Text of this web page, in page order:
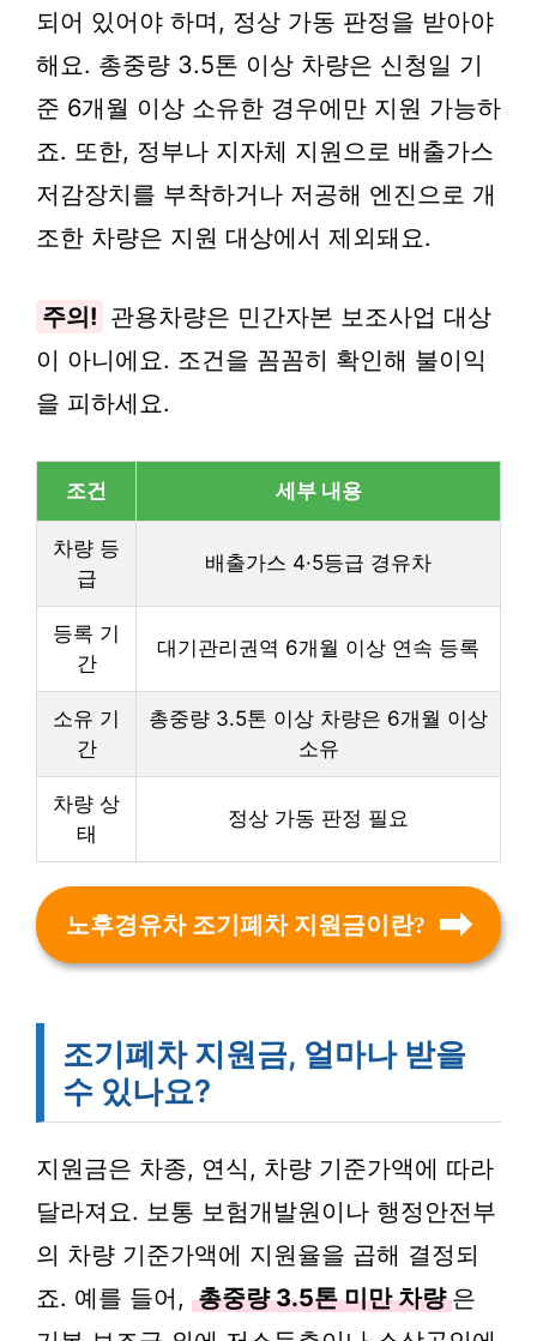
되어 있어야 하며, 정상 가동 판정을 받아야
해요. 총중량 3.5톤 이상 차량은 신청일 기
준 6개월 이상 소유한 경우에만 지원 가능하
죠. 또한, 정부나 지자체 지원으로 배출가스
저감장치를 부착하거나 저공해 엔진으로 개
조한 차량은 지원 대상에서 제외돼요.
주의! 관용차량은 민간자본 보조사업 대상
이 아니에요. 조건을 꼼꼼히 확인해 불이익
을 피하세요.
조건 세부 내용
차량 등
급
배출가스 4·5등급 경유차
등록 기
간
대기관리권역 6개월 이상 연속 등록
소유 기
간
총중량 3.5톤 이상 차량은 6개월 이상
소유
차량 상
태
정상 가동 판정 필요
노후경유차 조기폐차 지원금이란?
조기폐차 지원금, 얼마나 받을
수 있나요?
지원금은 차종, 연식, 차량 기준가액에 따라
달라져요. 보통 보험개발원이나 행정안전부
의 차량 기준가액에 지원율을 곱해 결정되
죠. 예를 들어, 총중량 3.5톤 미만 차량 은